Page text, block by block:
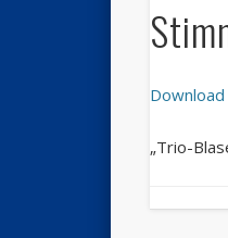
Download
„Trio-